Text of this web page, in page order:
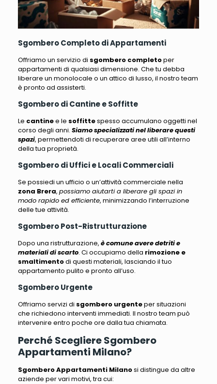
Sgombero Completo di Appartamenti
Offriamo un servizio di sgombero completoper
appartamenti di qualsiasi dimensione. Che tu debba
liberare un monolocale o un attico di lusso, il nostro team
è pronto ad assisterti.
Sgombero di Cantine e Soffitte
Le cantinee le soffittespesso accumulano oggetti nel
corso degli anni. Siamo specializzati nel liberare questi
spazi, permettendoti di recuperare aree utili all’interno
della tua proprietà.
Sgombero di Uffici e Locali Commerciali
Se possiedi un ufficio o un’attività commerciale nella
zona Brera, possiamo aiutarti a liberare gli spazi in
modo rapido ed efficiente, minimizzando l’interruzione
delle tue attività.
Sgombero Post-Ristrutturazione
Dopo una ristrutturazione, è comune avere detriti e
materiali di scarto. Ci occupiamo della rimozione e
smaltimentodi questi materiali, lasciando il tuo
appartamento pulito e pronto all’uso.
Sgombero Urgente
Offriamo servizi di sgombero urgenteper situazioni
che richiedono interventi immediati. Il nostro team può
intervenire entro poche ore dalla tua chiamata.
Perché Scegliere Sgombero
Appartamenti Milano?
Sgombero Appartamenti Milanosi distingue da altre
aziende per vari motivi, tra cui: